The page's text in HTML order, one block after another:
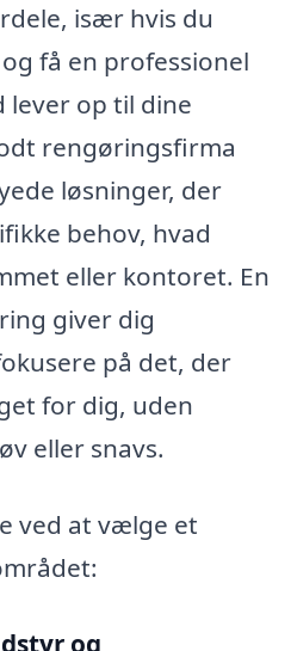
især hvis du
få en professionel
op til dine
rengøringsfirma
løsninger, der
behov, hvad
eller kontoret. En
giver dig
på det, der
for dig, uden
eller snavs.
ved at vælge et
og